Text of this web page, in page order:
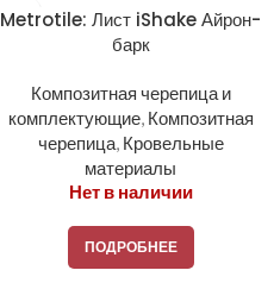
Metrotile: Лист iShake Айрон-
барк
Композитная черепица и
комплектующие, Композитная
черепица, Кровельные
материалы
Нет в наличии
ПОДРОБНЕЕ